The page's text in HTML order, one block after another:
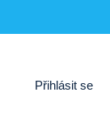
Přihlásit se